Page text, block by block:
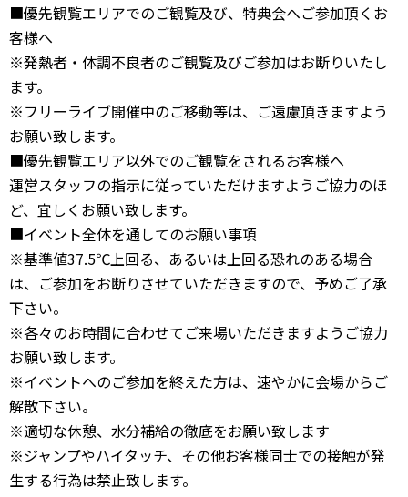
■優先観覧エリアでのご観覧及び、特典会へご参加頂くお
客様へ
※発熱者・体調不良者のご観覧及びご参加はお断りいたし
ます。
※フリーライブ開催中のご移動等は、ご遠慮頂きますよう
お願い致します。
■優先観覧エリア以外でのご観覧をされるお客様へ
運営スタッフの指示に従っていただけますようご協力のほ
ど、宜しくお願い致します。
■イベント全体を通してのお願い事項
※基準値37.5℃上回る、あるいは上回る恐れのある場合
は、ご参加をお断りさせていただきますので、予めご了承
下さい。
※各々のお時間に合わせてご来場いただきますようご協力
お願い致します。
※イベントへのご参加を終えた方は、速やかに会場からご
解散下さい。
※適切な休憩、水分補給の徹底をお願い致します
※ジャンプやハイタッチ、その他お客様同士での接触が発
生する行為は禁止致します。